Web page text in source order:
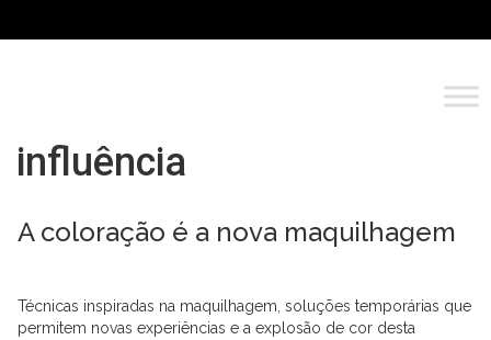
influência
A coloração é a nova maquilhagem
Técnicas inspiradas na maquilhagem, soluções temporárias que
permitem novas experiências e a explosão de cor desta